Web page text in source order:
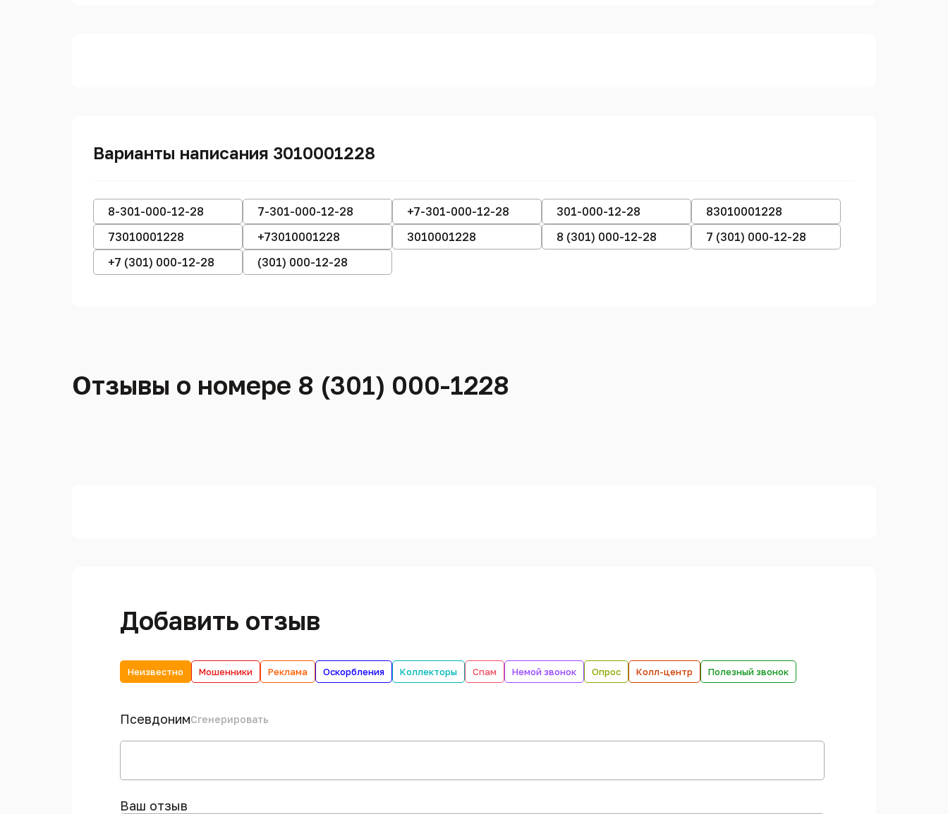
Варианты написания 3010001228
8-301-000-12-28 7-301-000-12-28 +7-301-000-12-28 301-000-12-28
83010001228
73010001228
+73010001228 3010001228 8 (301) 000-12-28
7 (301) 000-12-28
+7 (301) 000-12-28
(301) 000-12-28
Отзывы о номере 8 (301) 000-1228
Добавить отзыв
Неизвестно Мошенники Реклама Оскорбления Коллекторы Спам Немой звонок Опрос Колл-центр Полезный звонок
ПсевдонимСгенерировать
Ваш отзыв